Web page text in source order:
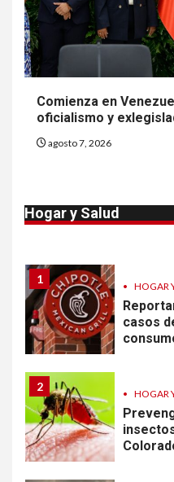
Comienza en
oficialismo y
agosto 7, 2026
Hogar y Salud
en
NOTICIAS
Más
EEUU
por
1
• HOGAR
casos
2
• HOGAR